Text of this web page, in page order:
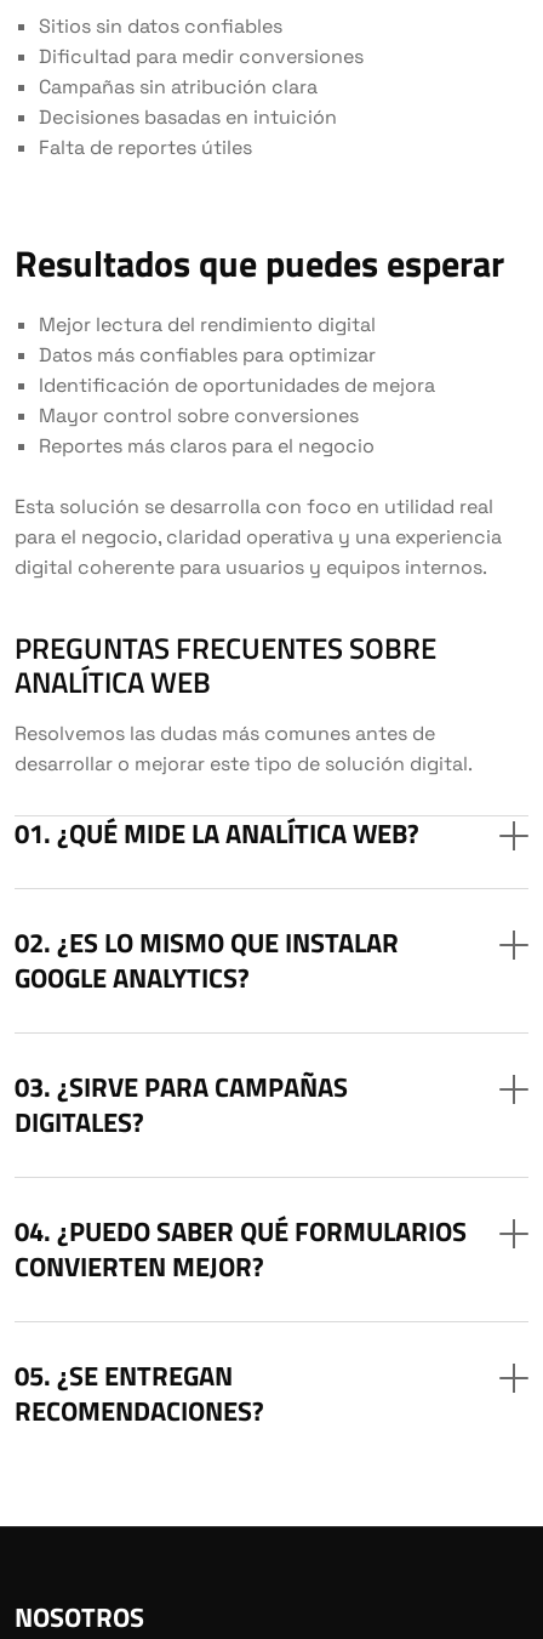
Sitios sin datos confiables
Dificultad para medir conversiones
Campañas sin atribución clara
Decisiones basadas en intuición
Falta de reportes útiles
Resultados que puedes esperar
Mejor lectura del rendimiento digital
Datos más confiables para optimizar
Identificación de oportunidades de mejora
Mayor control sobre conversiones
Reportes más claros para el negocio
Esta solución se desarrolla con foco en utilidad real
para el negocio, claridad operativa y una experiencia
digital coherente para usuarios y equipos internos.
PREGUNTAS FRECUENTES SOBRE
ANALÍTICA WEB
Resolvemos las dudas más comunes antes de
desarrollar o mejorar este tipo de solución digital.
¿QUÉ MIDE LA ANALÍTICA WEB?
¿ES LO MISMO QUE INSTALAR
GOOGLE ANALYTICS?
¿SIRVE PARA CAMPAÑAS
DIGITALES?
¿PUEDO SABER QUÉ FORMULARIOS
CONVIERTEN MEJOR?
¿SE ENTREGAN
RECOMENDACIONES?
NOSOTROS